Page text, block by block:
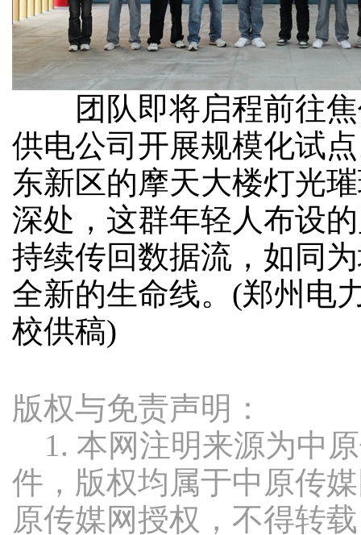
团队即将启程前往焦
供电公司开展规模化试
东新区的摩天大楼灯光
深处，这群年轻人布设
持续传回数据流，如同
全新的生命线。(郑州电
校供稿)
版权与免责声明：
1. 本网注明来源为中
件，版权均属于中原传
原传媒网授权，不得转